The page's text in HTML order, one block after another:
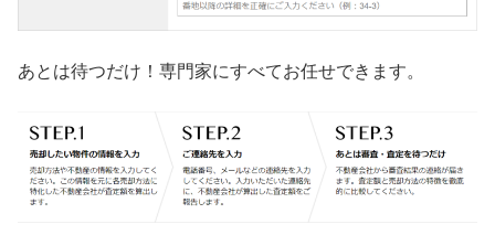
あとは待つだけ！専門家にすべてお任せできます。